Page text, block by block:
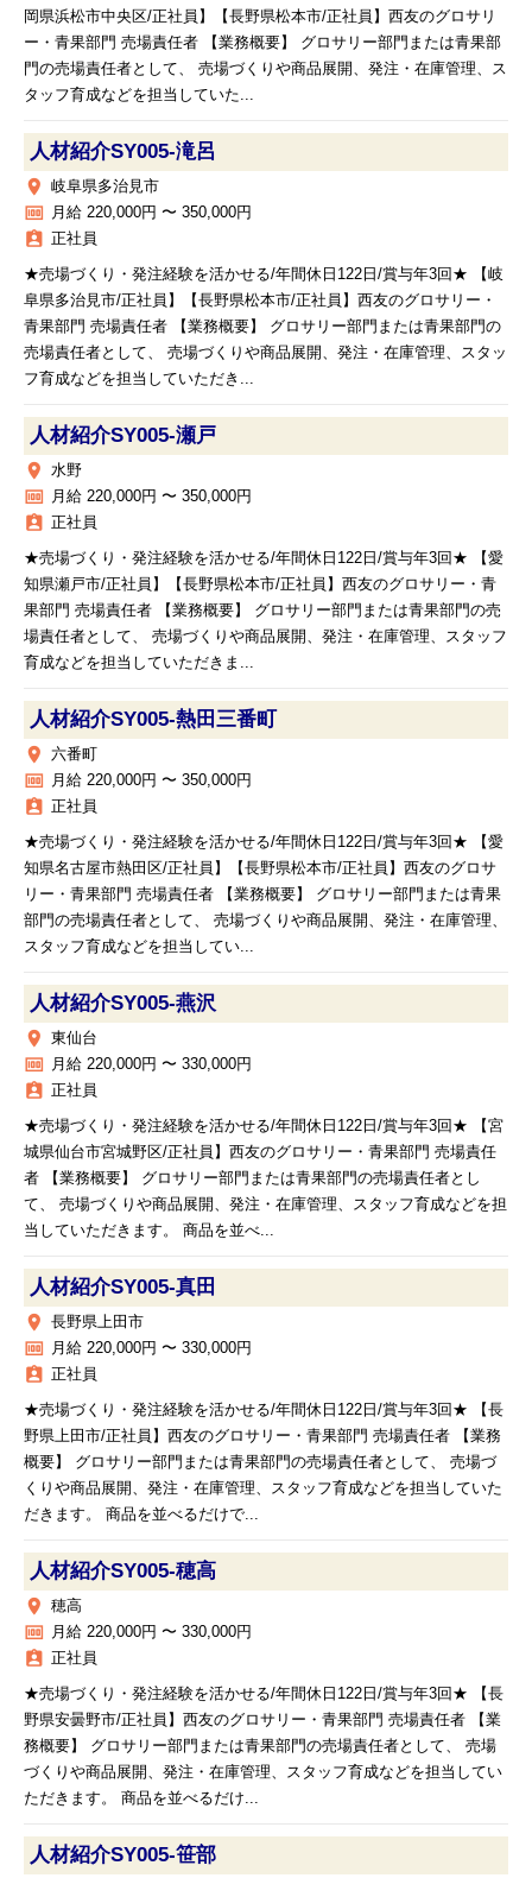
岡県浜松市中央区/正社員】【長野県松本市/正社員】西友のグロサリ
ー・青果部門 売場責任者 【業務概要】 グロサリー部門または青果部
門の売場責任者として、 売場づくりや商品展開、発注・在庫管理、ス
タッフ育成などを担当していた...
人材紹介SY005‐滝呂
place 岐阜県多治見市
money 月給 220,000円 〜 350,000円
assignment_ind 正社員
★売場づくり・発注経験を活かせる/年間休日122日/賞与年3回★ 【岐
阜県多治見市/正社員】【長野県松本市/正社員】西友のグロサリー・
青果部門 売場責任者 【業務概要】 グロサリー部門または青果部門の
売場責任者として、 売場づくりや商品展開、発注・在庫管理、スタッ
フ育成などを担当していただき...
人材紹介SY005‐瀬戸
place 水野
money 月給 220,000円 〜 350,000円
assignment_ind 正社員
★売場づくり・発注経験を活かせる/年間休日122日/賞与年3回★ 【愛
知県瀬戸市/正社員】【長野県松本市/正社員】西友のグロサリー・青
果部門 売場責任者 【業務概要】 グロサリー部門または青果部門の売
場責任者として、 売場づくりや商品展開、発注・在庫管理、スタッフ
育成などを担当していただきま...
人材紹介SY005‐熱田三番町
place 六番町
money 月給 220,000円 〜 350,000円
assignment_ind 正社員
★売場づくり・発注経験を活かせる/年間休日122日/賞与年3回★ 【愛
知県名古屋市熱田区/正社員】【長野県松本市/正社員】西友のグロサ
リー・青果部門 売場責任者 【業務概要】 グロサリー部門または青果
部門の売場責任者として、 売場づくりや商品展開、発注・在庫管理、
スタッフ育成などを担当してい...
人材紹介SY005‐燕沢
place 東仙台
money 月給 220,000円 〜 330,000円
assignment_ind 正社員
★売場づくり・発注経験を活かせる/年間休日122日/賞与年3回★ 【宮
城県仙台市宮城野区/正社員】西友のグロサリー・青果部門 売場責任
者 【業務概要】 グロサリー部門または青果部門の売場責任者とし
て、 売場づくりや商品展開、発注・在庫管理、スタッフ育成などを担
当していただきます。 商品を並べ...
人材紹介SY005‐真田
place 長野県上田市
money 月給 220,000円 〜 330,000円
assignment_ind 正社員
★売場づくり・発注経験を活かせる/年間休日122日/賞与年3回★ 【長
野県上田市/正社員】西友のグロサリー・青果部門 売場責任者 【業務
概要】 グロサリー部門または青果部門の売場責任者として、 売場づ
くりや商品展開、発注・在庫管理、スタッフ育成などを担当していた
だきます。 商品を並べるだけで...
人材紹介SY005‐穂高
place 穂高
money 月給 220,000円 〜 330,000円
assignment_ind 正社員
★売場づくり・発注経験を活かせる/年間休日122日/賞与年3回★ 【長
野県安曇野市/正社員】西友のグロサリー・青果部門 売場責任者 【業
務概要】 グロサリー部門または青果部門の売場責任者として、 売場
づくりや商品展開、発注・在庫管理、スタッフ育成などを担当してい
ただきます。 商品を並べるだけ...
人材紹介SY005‐笹部